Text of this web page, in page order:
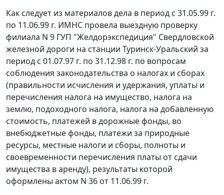
Как следует из материалов дела в период с 31.05.99 г.
по 11.06.99 г. ИМНС провела выездную проверку
филиала N 9 ГУП "Желдорэкспедиция" Свердловской
железной дороги на станции Туринск-Уральский за
период с 01.07.97 г. по 31.12.98 г. по вопросам
соблюдения законодательства о налогах и сборах
(правильности исчисления и удержания, уплаты и
перечисления налога на имущество, налога на
землю, подоходного налога, налога на добавленную
стоимость, платежей в дорожные фонды, во
внебюджетные фонды, платежи за природные
ресурсы, местные налоги и сборы, полноты и
своевременности перечисления платы от сдачи
имущества в аренду), результаты которой
оформлены актом N 36 от 11.06.99 г.